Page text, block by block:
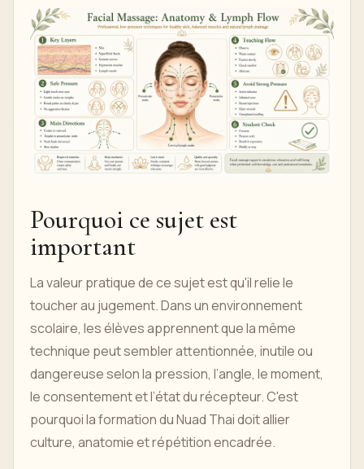
Pourquoi ce sujet est
important
La valeur pratique de ce sujet est qu'il relie le
toucher au jugement. Dans un environnement
scolaire, les élèves apprennent que la même
technique peut sembler attentionnée, inutile ou
dangereuse selon la pression, l’angle, le moment,
le consentement et l’état du récepteur. C'est
pourquoi la formation du Nuad Thai doit allier
culture, anatomie et répétition encadrée.